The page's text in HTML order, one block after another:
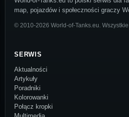
map, pojazdów i społeczności graczy
© 2010-2026 World-of-Tanks.eu.
SERWIS
Aktualności
Artykuły
Poradniki
Kolorowanki
Połącz kropki